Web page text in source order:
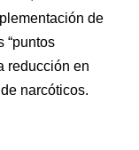
de
“puntos
reducción en
narcóticos.